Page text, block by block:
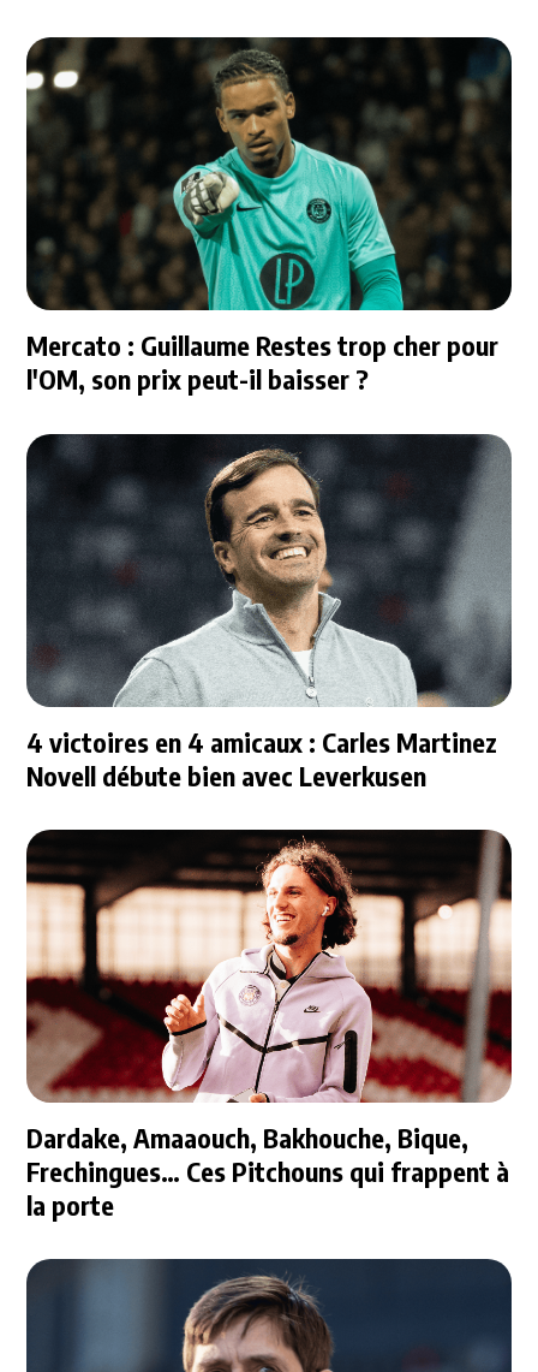
Mercato : Guillaume Restes trop cher pour
l'OM, son prix peut-il baisser ?
4 victoires en 4 amicaux : Carles Martinez
Novell débute bien avec Leverkusen
Dardake, Amaaouch, Bakhouche, Bique,
Frechingues… Ces Pitchouns qui frappent à
la porte